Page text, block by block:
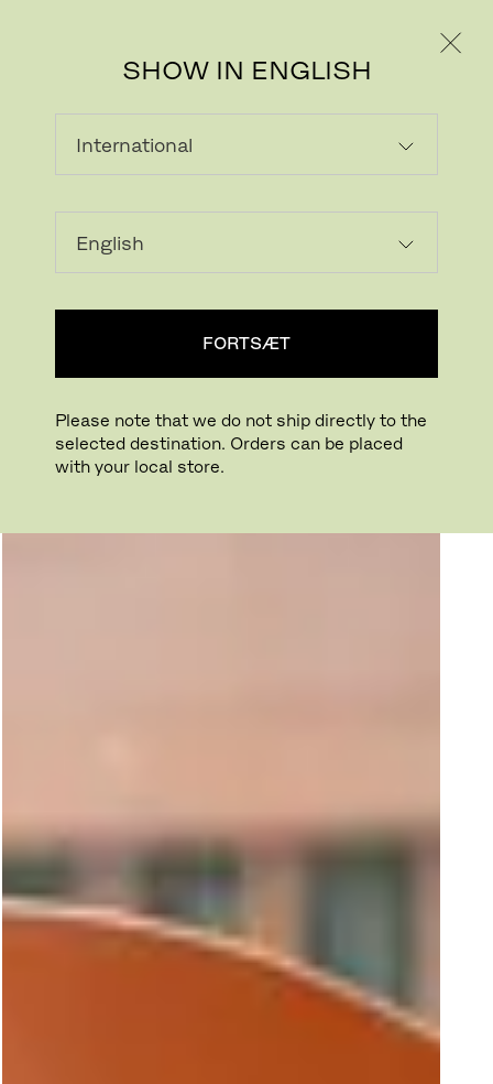
SHOW IN ENGLISH
FORTSÆT
Please note that we do not ship directly to the
selected destination. Orders can be placed
with your local store.